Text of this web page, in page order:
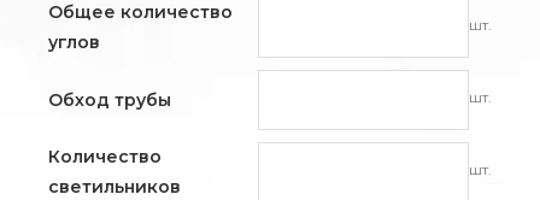
Общее количество
углов
шт.
Обход трубы шт.
Количество
светильников
шт.